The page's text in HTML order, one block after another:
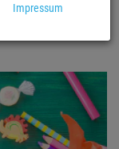
Impressum